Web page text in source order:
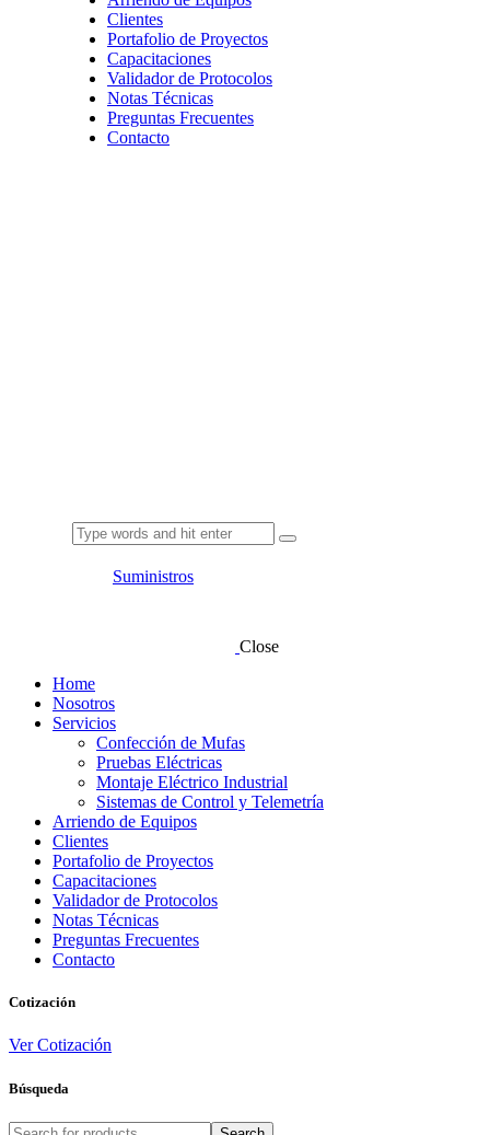
Clientes
Portafolio de Proyectos
Capacitaciones
Validador de Protocolos
Notas Técnicas
Preguntas Frecuentes
Contacto
Suministros
Close
Home
Nosotros
Servicios
Confección de Mufas
Pruebas Eléctricas
Montaje Eléctrico Industrial
Sistemas de Control y Telemetría
Arriendo de Equipos
Clientes
Portafolio de Proyectos
Capacitaciones
Validador de Protocolos
Notas Técnicas
Preguntas Frecuentes
Contacto
Cotización
Ver Cotización
Búsqueda